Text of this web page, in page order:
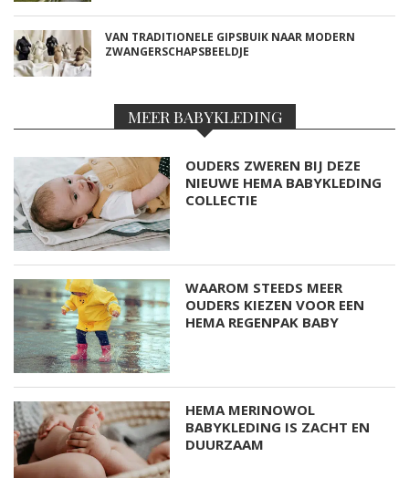
VAN TRADITIONELE GIPSBUIK NAAR MODERN
ZWANGERSCHAPSBEELDJE
MEER BABYKLEDING
OUDERS ZWEREN BIJ DEZE
NIEUWE HEMA BABYKLEDING
COLLECTIE
WAAROM STEEDS MEER
OUDERS KIEZEN VOOR EEN
HEMA REGENPAK BABY
HEMA MERINOWOL
BABYKLEDING IS ZACHT EN
DUURZAAM